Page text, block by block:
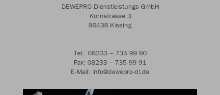
DEWEPRO Dienstleistungs GmbH
Kornstrasse 3
86438 Kissing
Tel.: 08233 – 735 99 90
Fax: 08233 – 735 99 91
E-Mail: info@dewepro-dl.de